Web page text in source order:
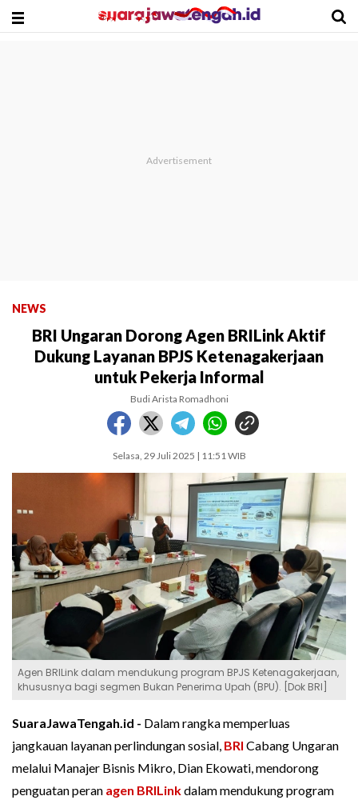
NEWS
BRI Ungaran Dorong Agen BRILink Aktif
Dukung Layanan BPJS Ketenagakerjaan
untuk Pekerja Informal
Budi Arista Romadhoni
Selasa, 29 Juli 2025 | 11:51 WIB
Agen BRILink dalam mendukung program BPJS Ketenagakerjaan,
khususnya bagi segmen Bukan Penerima Upah (BPU). [Dok BRI]
SuaraJawaTengah.id - Dalam rangka memperluas
jangkauan layanan perlindungan sosial, BRI Cabang Ungaran
melalui Manajer Bisnis Mikro, Dian Ekowati, mendorong
penguatan peran agen BRILinkdalam mendukung program